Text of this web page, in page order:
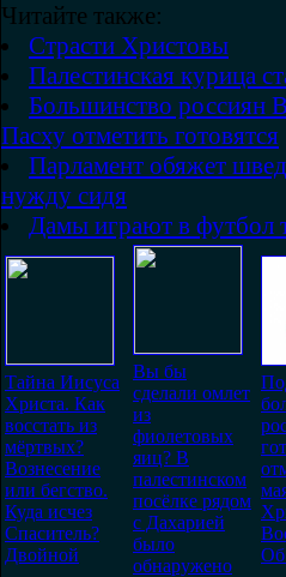
Читайте также:
Страсти Христовы
Палестинская курица
Большинство россиян
Пасху отметить готовятся
Парламент обяжет
нужду сидя
Дамы играют в футбол
Тайна Иисуса
Христа. Как
восстать из
мёртвых?
Вознесение
или бегство.
Куда исчез
Спаситель?
Двойной
Вы бы
сделали омлет
из
фиолетовых
яиц? В
палестинском
посёлке рядом
с Дахарией
было
обнаружено
Об